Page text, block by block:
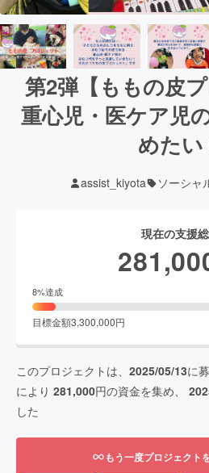
第2弾【ももの皮
重心児・医ケア児
めたい
assist_kiyota ソーシャ
現在の支援
8%達成
目標金額3,300,000円
このプロジェクトは、 2025/05/13に
により 281,000円の資金を集め、
した
もう一度プロジェクト